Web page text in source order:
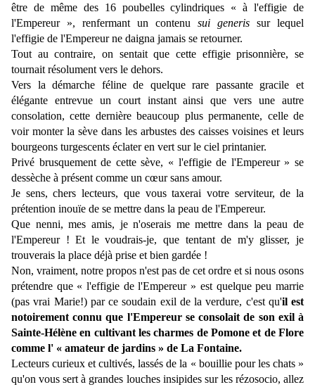
être de même des 16 poubelles cylindriques « à l'effigie de
l'Empereur », renfermant un contenu sui generis sur lequel
l'effigie de l'Empereur ne daigna jamais se retourner.
Tout au contraire, on sentait que cette effigie prisonnière, se
tournait résolument vers le dehors.
Vers la démarche féline de quelque rare passante gracile et
élégante entrevue un court instant ainsi que vers une autre
consolation, cette dernière beaucoup plus permanente, celle de
voir monter la sève dans les arbustes des caisses voisines et leurs
bourgeons turgescents éclater en vert sur le ciel printanier.
Privé brusquement de cette sève, « l'effigie de l'Empereur » se
dessèche à présent comme un cœur sans amour.
Je sens, chers lecteurs, que vous taxerai votre serviteur, de la
prétention inouïe de se mettre dans la peau de l'Empereur.
Que nenni, mes amis, je n'oserais me mettre dans la peau de
l'Empereur ! Et le voudrais-je, que tentant de m'y glisser, je
trouverais la place déjà prise et bien gardée !
Non, vraiment, notre propos n'est pas de cet ordre et si nous osons
prétendre que « l'effigie de l'Empereur » est quelque peu marrie
(pas vrai Marie!) par ce soudain exil de la verdure, c'est qu'il est
notoirement connu que l'Empereur se consolait de son exil à
Sainte-Hélène en cultivant les charmes de Pomone et de Flore
comme l' « amateur de jardins » de La Fontaine.
Lecteurs curieux et cultivés, lassés de la « bouillie pour les chats »
qu'on vous sert à grandes louches insipides sur les rézosocio, allez